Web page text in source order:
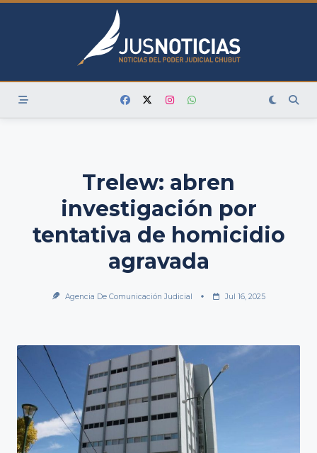
Skip
Trelew: abren
investigación por
tentativa de homicidio
agravada
Agencia De Comunicación Judicial Jul 16, 2025